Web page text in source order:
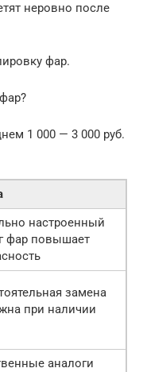
неровно после
фар.
1 000 — 3 000 руб.
настроенный
фар повышает
замена
при наличии
аналоги